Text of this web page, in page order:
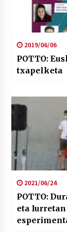
2019/06/06
POTTO:
txapelketa
2021/06/24
POTTO:
eta